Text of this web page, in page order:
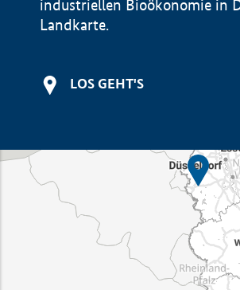
industriellen Bioökonomie in
Landkarte.
LOS GEHT'S